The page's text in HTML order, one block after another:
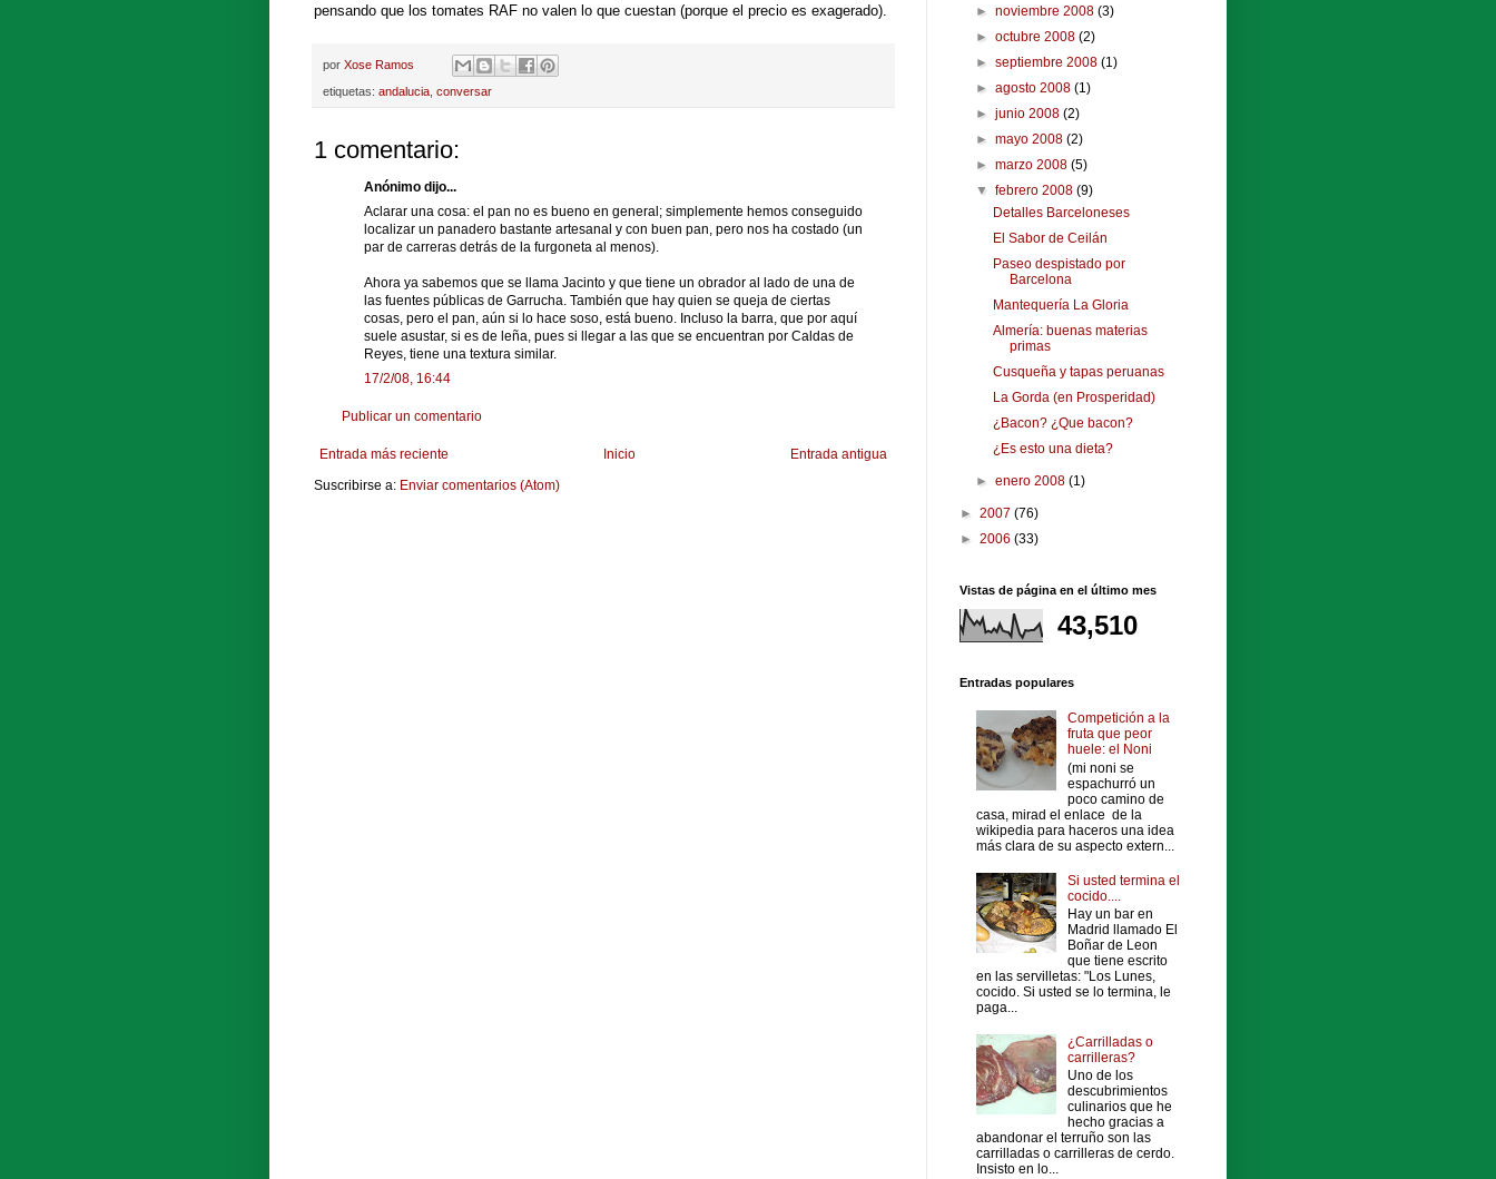
pensando que los tomates RAF no valen lo que cuestan (porque el precio es exagerado).
por Xose Ramos
etiquetas: andalucia conversar
1 comentario:
Anónimo dijo...
Aclarar una cosa: el pan no es bueno en general; simplemente hemos conseguido
localizar un panadero bastante artesanal y con buen pan, pero nos ha costado (un
par de carreras detrás de la furgoneta al menos).
Ahora ya sabemos que se llama Jacinto y que tiene un obrador al lado de una de
las fuentes públicas de Garrucha. También que hay quien se queja de ciertas
cosas, pero el pan, aún si lo hace soso, está bueno. Incluso la barra, que por aquí
suele asustar, si es de leña, pues si llegar a las que se encuentran por Caldas de
Reyes, tiene una textura similar.
17/2/08, 16:44
Publicar un comentario
Entrada más reciente Entrada antigua
Inicio
Suscribirse a: Enviar comentarios (Atom)
►noviembre 2008(3)
►octubre 2008(2)
►septiembre 2008(1)
►agosto 2008(1)
►junio 2008(2)
►mayo 2008(2)
►marzo 2008(5)
▼febrero 2008(9)
Detalles Barceloneses
El Sabor de Ceilán
Paseo despistado por
Barcelona
Mantequería La Gloria
Almería: buenas materias
primas
Cusqueña y tapas peruanas
La Gorda (en Prosperidad)
¿Bacon? ¿Que bacon?
¿Es esto una dieta?
►enero 2008(1)
► 2007 (76)
► 2006 (33)
Vistas de página en el último mes
43,510
Entradas populares
Competición a la
fruta que peor
huele: el Noni
(mi noni se
espachurró un
poco camino de
casa, mirad el enlace de la
wikipedia para haceros una idea
más clara de su aspecto extern...
Si usted termina el
cocido....
Hay un bar en
Madrid llamado El
Boñar de Leon
que tiene escrito
en las servilletas: "Los Lunes,
cocido. Si usted se lo termina, le
paga...
¿Carrilladas o
carrilleras?
Uno de los
descubrimientos
culinarios que he
hecho gracias a
abandonar el terruño son las
carrilladas o carrilleras de cerdo.
Insisto en lo...